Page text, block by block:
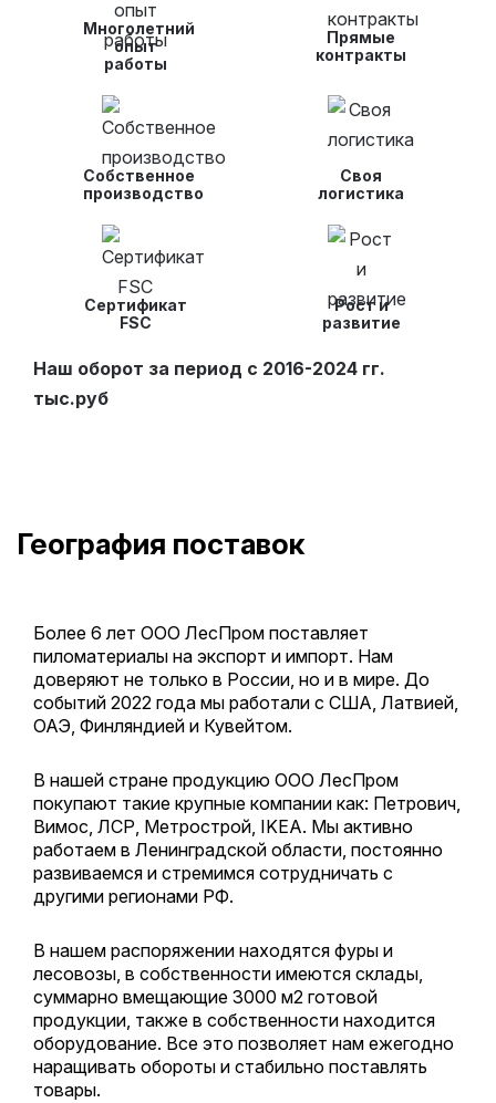
Многолетний
опыт
работы
Прямые
контракты
Собственное
производство
Своя
логистика
Сертификат
FSC
Рост и
развитие
Наш оборот за период с 2016-2024 гг.
тыс.руб
География поставок
Более 6 лет ООО ЛесПром поставляет
пиломатериалы на экспорт и импорт. Нам
доверяют не только в России, но и в мире. До
событий 2022 года мы работали с США, Латвией,
ОАЭ, Финляндией и Кувейтом.
В нашей стране продукцию ООО ЛесПром
покупают такие крупные компании как: Петрович,
Вимос, ЛСР, Метрострой, IKEA. Мы активно
работаем в Ленинградской области, постоянно
развиваемся и стремимся сотрудничать с
другими регионами РФ.
В нашем распоряжении находятся фуры и
лесовозы, в собственности имеются склады,
суммарно вмещающие 3000 м2 готовой
продукции, также в собственности находится
оборудование. Все это позволяет нам ежегодно
наращивать обороты и стабильно поставлять
товары.